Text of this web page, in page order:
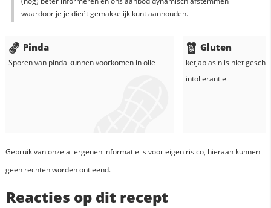
waardoor je je dieët gemakkelijk kunt aanhouden.
Pinda
Sporen van pinda kunnen voorkomen inolie
Gluten
ketjap asinis niet
intollerantie
Gebruik van onze allergenen informatie is voor eigen risico, hieraan kunnen
geen rechten worden ontleend.
Reacties op dit recept